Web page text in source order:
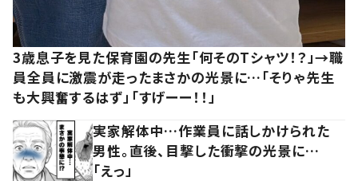
3歳息子を見た保育園の先生「何そのTシャツ！？」→職
員全員に激震が走ったまさかの光景に…「そりゃ先生
も大興奮するはず」「すげーー！！」
実家解体中…作業員に話しかけられた
男性。直後、目撃した衝撃の光景に…
「えっ」